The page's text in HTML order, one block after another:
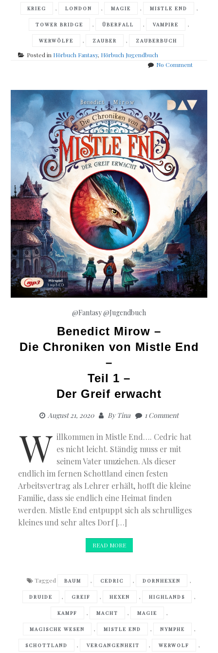
KRIEG , LONDON , MAGIE , MISTLE END ,
TOWER BRIDGE , ÜBERFALL , VAMPIRE ,
WERWÖLFE , ZAUBER , ZAUBERBUCH
Posted in Hörbuch Fantasy, Hörbuch Jugendbuch
No Commenton
–
Die
Mistle
End
–
Teil
2
@Fantasy@Jugendbuch
Benedict Mirow –
Die Chroniken von Mistle End
–
Teil 1 –
Der Greif erwacht
August 21, 2020 ByTina 1 Comment
W illkommen in Mistle End…. Cedric hat
es nicht leicht. Ständig muss er mit
seinem Vater umziehen. Als dieser
endlich im fernen Schottland einen festen
Arbeitsvertrag als Lehrer erhält, hofft die kleine
Familie, dass sie endlich eine Heimat finden
werden. Mistle End entpuppt sich als schrulliges
kleines und sehr altes Dorf […]
READ MORE
Tagged BAUM , CEDRIC , DORNHEXEN ,
DRUIDE , GREIF , HEXEN , HIGHLANDS ,
KAMPF , MACHT , MAGIE ,
MAGISCHE WESEN , MISTLE END , NYMPHE ,
SCHOTTLAND , VERGANGENHEIT , WERWOLF ,